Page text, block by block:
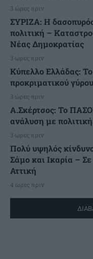
3 ώρες πριν
ΣΥΡΙΖΑ: Η
πολιτική –
Νέας Δημοκρατίας
3 ώρες πριν
Κύπελλο Ελλάδας:
προκριματικού γύρου
3 ώρες πριν
Α.Σκέρτσος: Το
ανάλυση με
3 ώρες πριν
Πολύ υψηλός
Σάμο και Ικαρία –
Αττική
4 ώρες πριν